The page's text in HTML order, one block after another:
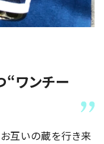
“ワンチー
互いの蔵を行き来